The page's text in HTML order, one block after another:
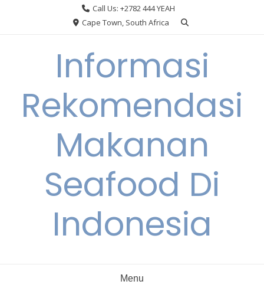
Call Us: +2782 444 YEAH
Cape Town, South Africa
Informasi
Rekomendasi
Makanan
Seafood Di
Indonesia
Menu